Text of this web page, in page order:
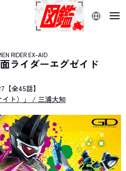
を使用していま
は、ブラウザの翻
RIDER EX-AID
ライダーエグゼイド
【全45話】
イト）」 / 三浦大知